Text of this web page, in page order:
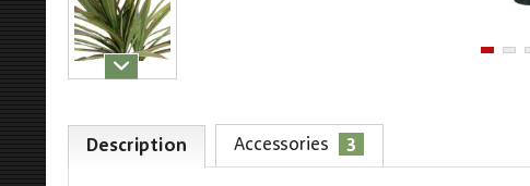
Description Accessories 3